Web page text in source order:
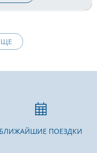
БЛИЖАЙШИЕ ПОЕЗДКИ